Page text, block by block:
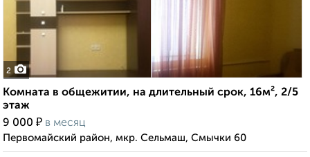
2
Комната в общежитии, на длительный срок, 16м², 2/5
этаж
9 000 ₽ в месяц
Первомайский район, мкр. Сельмаш, Смычки 60